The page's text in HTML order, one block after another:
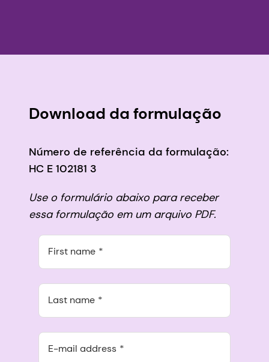
Download da formulação
Número de referência da formulação:
HC E 102181 3
Use o formulário abaixo para receber
essa formulação em um arquivo PDF.
First name
Last name
E-mail address